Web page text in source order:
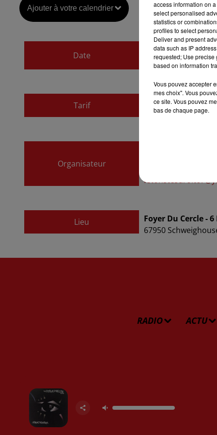
Ajouter à votre calendrier
Date
du19 novembre
au19 novembre
Tarif Gratuit
Organisateur
Association
Lieu
Foyer Du Cercle -
67950
RADIO ACTU
access information on
select personalised
statistics or
profiles to select
Deliver and present
data such as IP
requested; Use precise
based on information
Vous pouvez accepter
mes choix". Vous
ce site. Vous pouvez
bas de chaque page.